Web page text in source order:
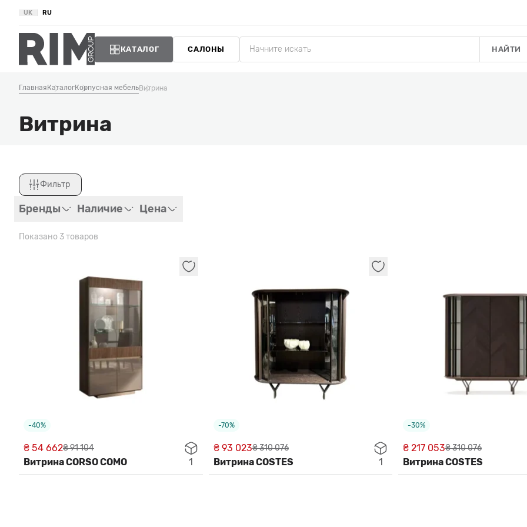
UK RU
КАТАЛОГ САЛОНЫ НАЙТИ
Главная КаталогКорпусная мебельВитрина
Витрина
Фильтр
Закрыть
Бренды Наличие Цена
Показано 3 товаров
-40%
₴ 54 662₴ 91 104
Витрина CORSO COMO 1
-70%
₴ 93 023₴ 310 076
Витрина COSTES 1
-30%
₴ 217 053₴ 310 076
Витрина COSTES